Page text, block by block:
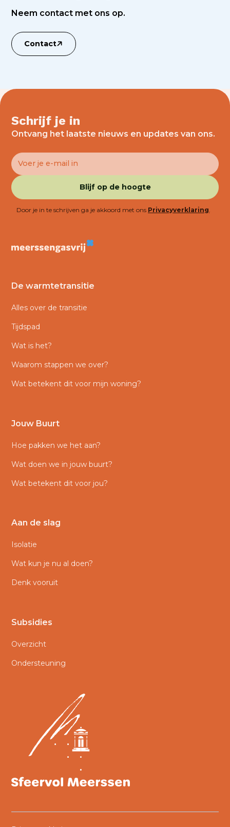
Neem contact met ons op.
Contact
Schrijf je in
Ontvang het laatste nieuws en updates van ons.
Door je in te schrijven ga je akkoord met ons Privacyverklaring
Dewarmtetransitie
Alles over de transitie
Tijdspad
Wat is het?
Waarom stappen we over?
Wat betekent dit voor mijn woning?
Jouw Buurt
Hoe pakken we het aan?
Wat doen we in jouw buurt?
Wat betekent dit voor jou?
Aan de slag
Isolatie
Wat kun je nu al doen?
Denk vooruit
Subsidies
Overzicht
Ondersteuning